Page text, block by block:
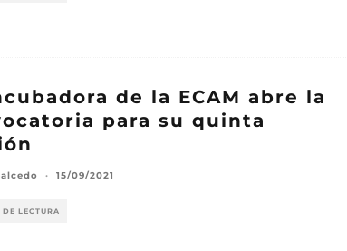
de la ECAM abre la
para su quinta
· 15/09/2021
LECTURA